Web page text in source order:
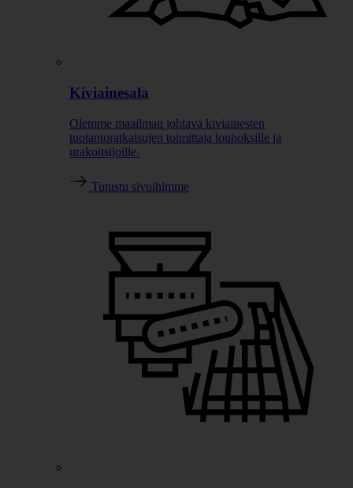
Kiviainesala
Olemme maailman johtava kiviainesten
tuotantoratkaisujen toimittaja louhoksille ja
urakoitsijoille.
Tutustu sivuihimme